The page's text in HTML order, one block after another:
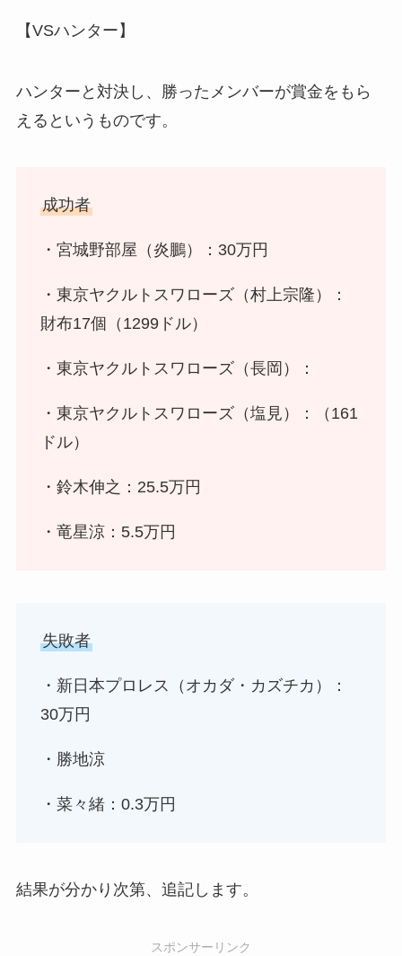
【VSハンター】
ハンターと対決し、勝ったメンバーが賞金をもら
えるというものです。
成功者
・宮城野部屋（炎鵬）：30万円
・東京ヤクルトスワローズ（村上宗隆）：
財布17個（1299ドル）
・東京ヤクルトスワローズ（長岡）：
・東京ヤクルトスワローズ（塩見）：（161
ドル）
・鈴木伸之：25.5万円
・竜星涼：5.5万円
失敗者
・新日本プロレス（オカダ・カズチカ）：
30万円
・勝地涼
・菜々緒：0.3万円
結果が分かり次第、追記します。
スポンサーリンク